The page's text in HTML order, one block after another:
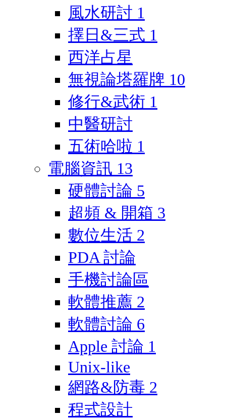
風水研討 1
擇日&三式 1
西洋占星
無視論塔羅牌 10
修行&武術 1
中醫研討
五術哈啦 1
電腦資訊 13
硬體討論 5
超頻 & 開箱 3
數位生活 2
PDA 討論
手機討論區
軟體推薦 2
軟體討論 6
Apple 討論 1
Unix-like
網路&防毒 2
程式設計